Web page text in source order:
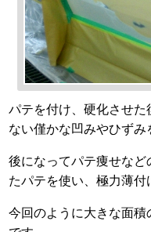
パテを付け、硬化させ
ない僅かな凹みやひずみ
後になってパテ痩せな
たパテを使い、極力薄付
今回のように大きな面